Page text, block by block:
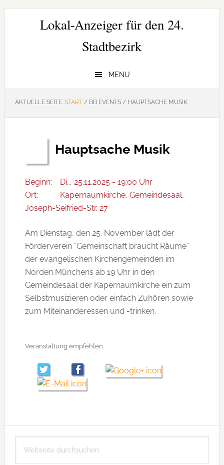
Zur
Hauptnavigation
Zum
Zur
SeitenspalteLokal-Anzeiger für den 24.
Stadtbezirk
MENU
AKTUELLE SEITE: START /BB EVENTS /HAUPTSACHE MUSIK
Hauptsache Musik
Beginn:
Di.., 25.11.2025 - 19:00 Uhr
Ort:
Kapernaumkirche, Gemeindesaal,
Joseph-Seifried-Str. 27
Am Dienstag, den 25. November lädt der
Förderverein “Gemeinschaft braucht Räume”
der evangelischen Kirchengemeinden im
Norden Münchens ab 19 Uhr in den
Gemeindesaal der Kapernaumkirche ein zum
Selbstmusizieren oder einfach Zuhören sowie
zum Miteinanderessen und -trinken.
Veranstaltung empfehlen
Seitenspalte
durchsuchen